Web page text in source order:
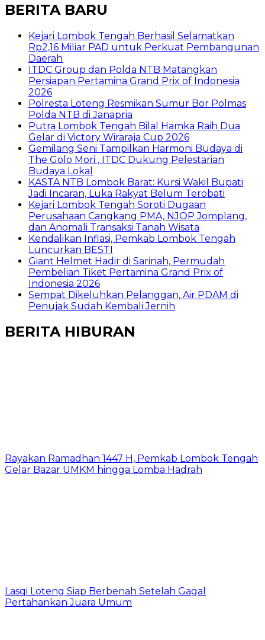
BERITA BARU
Kejari Lombok Tengah Berhasil Selamatkan
Rp2,16 Miliar PAD untuk Perkuat Pembangunan
Daerah
ITDC Group dan Polda NTB Matangkan
Persiapan Pertamina Grand Prix of Indonesia
2026
Polresta Loteng Resmikan Sumur Bor Polmas
Polda NTB di Janapria
Putra Lombok Tengah Bilal Hamka Raih Dua
Gelar di Victory Wiraraja Cup 2026
Gemilang Seni Tampilkan Harmoni Budaya di
The Golo Mori , ITDC Dukung Pelestarian
Budaya Lokal
KASTA NTB Lombok Barat: Kursi Wakil Bupati
Jadi Incaran, Luka Rakyat Belum Terobati
Kejari Lombok Tengah Soroti Dugaan
Perusahaan Cangkang PMA, NJOP Jomplang,
dan Anomali Transaksi Tanah Wisata
Kendalikan Inflasi, Pemkab Lombok Tengah
Luncurkan BESTI
Giant Helmet Hadir di Sarinah, Permudah
Pembelian Tiket Pertamina Grand Prix of
Indonesia 2026
Sempat Dikeluhkan Pelanggan, Air PDAM di
Penujak Sudah Kembali Jernih
BERITA HIBURAN
Rayakan Ramadhan 1447 H, Pemkab Lombok Tengah
Gelar Bazar UMKM hingga Lomba Hadrah
Lasqi Loteng Siap Berbenah Setelah Gagal
Pertahankan Juara Umum